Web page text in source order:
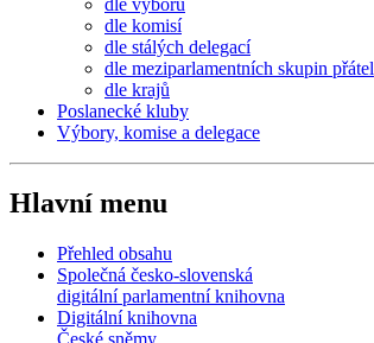
dle komisí
dle stálých delegací
dle meziparlamentních skupin přátel
dle krajů
Poslanecké kluby
Výbory, komise a delegace
Hlavní menu
Přehled obsahu
Společná česko-slovenská
digitální parlamentní knihovna
Digitální knihovna